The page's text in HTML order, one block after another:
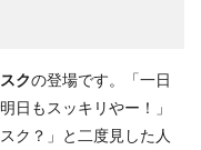
クの登場です。「一日
日もスッキリやー！」
ク？」と二度見した人